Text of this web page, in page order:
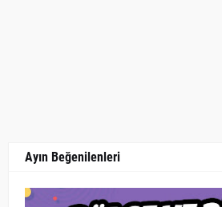
Ayın Beğenilenleri